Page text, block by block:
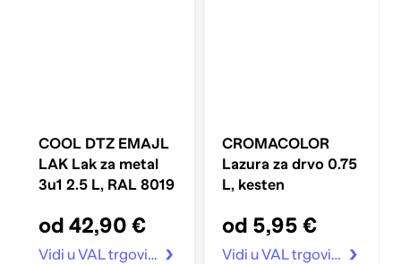
COOL DTZ EMAJL
LAK Lak za metal
3u1 2.5 L, RAL 8019
od 42,90 €
Vidi u VAL trgovina
CROMACOLOR
Lazura za drvo 0.75
L, kesten
od 5,95 €
Vidi u VAL trgovina